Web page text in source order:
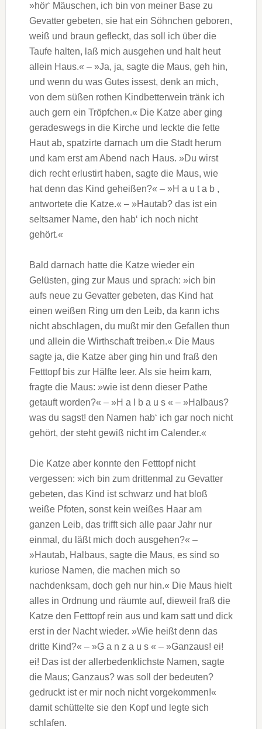
»hör‘ Mäuschen, ich bin von meiner Base zu
Gevatter gebeten, sie hat ein Söhnchen geboren,
weiß und braun gefleckt, das soll ich über die
Taufe halten, laß mich ausgehen und halt heut
allein Haus.« – »Ja, ja, sagte die Maus, geh hin,
und wenn du was Gutes issest, denk an mich,
von dem süßen rothen Kindbetterwein tränk ich
auch gern ein Tröpfchen.« Die Katze aber ging
geradeswegs in die Kirche und leckte die fette
Haut ab, spatzirte darnach um die Stadt herum
und kam erst am Abend nach Haus. »Du wirst
dich recht erlustirt haben, sagte die Maus, wie
hat denn das Kind geheißen?« – »H a u t a b ,
antwortete die Katze.« – »Hautab? das ist ein
seltsamer Name, den hab‘ ich noch nicht
gehört.«
Bald darnach hatte die Katze wieder ein
Gelüsten, ging zur Maus und sprach: »ich bin
aufs neue zu Gevatter gebeten, das Kind hat
einen weißen Ring um den Leib, da kann ichs
nicht abschlagen, du mußt mir den Gefallen thun
und allein die Wirthschaft treiben.« Die Maus
sagte ja, die Katze aber ging hin und fraß den
Fetttopf bis zur Hälfte leer. Als sie heim kam,
fragte die Maus: »wie ist denn dieser Pathe
getauft worden?« – »H a l b a u s « – »Halbaus?
was du sagst! den Namen hab‘ ich gar noch nicht
gehört, der steht gewiß nicht im Calender.«
Die Katze aber konnte den Fetttopf nicht
vergessen: »ich bin zum drittenmal zu Gevatter
gebeten, das Kind ist schwarz und hat bloß
weiße Pfoten, sonst kein weißes Haar am
ganzen Leib, das trifft sich alle paar Jahr nur
einmal, du läßt mich doch ausgehen?« –
»Hautab, Halbaus, sagte die Maus, es sind so
kuriose Namen, die machen mich so
nachdenksam, doch geh nur hin.« Die Maus hielt
alles in Ordnung und räumte auf, dieweil fraß die
Katze den Fetttopf rein aus und kam satt und dick
erst in der Nacht wieder. »Wie heißt denn das
dritte Kind?« – »G a n z a u s « – »Ganzaus! ei!
ei! Das ist der allerbedenklichste Namen, sagte
die Maus; Ganzaus? was soll der bedeuten?
gedruckt ist er mir noch nicht vorgekommen!«
damit schüttelte sie den Kopf und legte sich
schlafen.